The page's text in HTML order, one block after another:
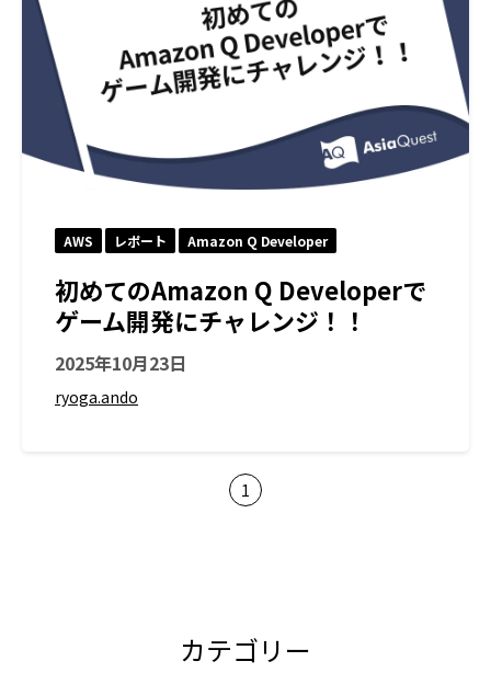
AWS レポート Amazon Q Developer
初めてのAmazon Q Developerで
ゲーム開発にチャレンジ！！
2025年10月23日
ryoga.ando
1
カテゴリー